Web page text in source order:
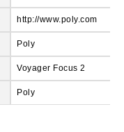
http://www.poly.com
Poly
Voyager Focus 2
Poly